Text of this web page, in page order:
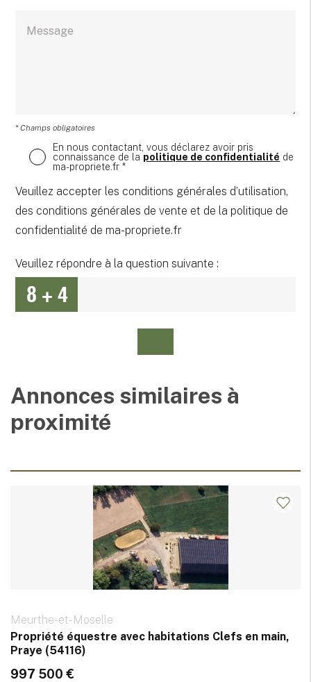
* Champs obligatoires
En nous contactant, vous déclarez avoir pris
connaissance de la politique de confidentialité de
ma-propriete.fr *
Veuillez accepter les conditions générales d’utilisation,
des conditions générales de vente et de la politique de
confidentialité de ma-propriete.fr
Veuillez répondre à la question suivante :
Annonces similaires à
proximité
Meurthe-et-Moselle
Propriété équestre avec habitations Clefs en main,
Praye (54116)
997 500 €